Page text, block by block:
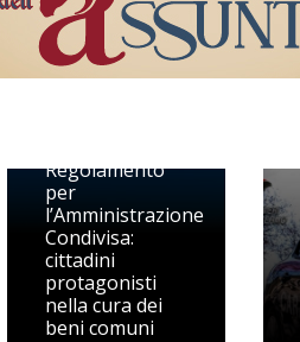
Regolamento
per
l’Amministrazione
Condivisa:
cittadini
protagonisti
nella cura dei
beni comuni